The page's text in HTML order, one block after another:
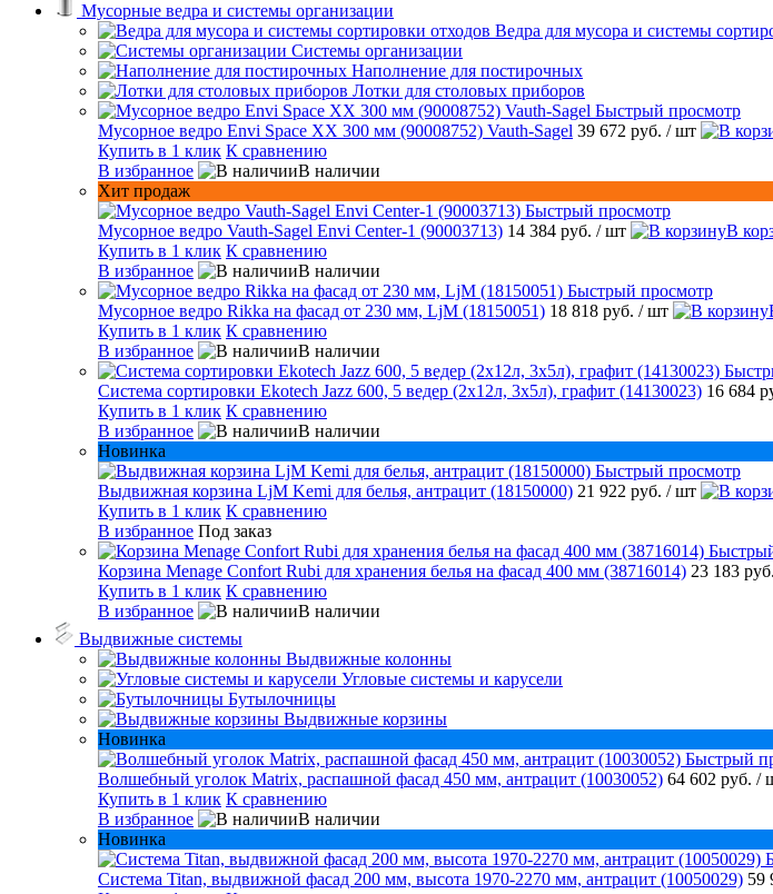
Мусорные ведра и системы организации
Ведра для мусора и системы
Системы организации
Наполнение для постирочных
Лотки для столовых приборов
Быстрый просмотр
Мусорное ведро Envi Space XX 300 мм (90008752) Vauth-Sagel 39 672 руб. / шт
Купить в 1 клик К сравнению
В избранное
В наличии
Хит продаж
Быстрый просмотр
Мусорное ведро Vauth-Sagel Envi Center-1 (90003713) 14 384 руб. / шт В
Купить в 1 клик К сравнению
В избранное
В наличии
Быстрый просмотр
Мусорное ведро Rikka на фасад от 230 мм, LjM (18150051) 18 818 руб. / шт
Купить в 1 клик К сравнению
В избранное
В наличии
Система сортировки Ekotech Jazz 600, 5 ведер (2х12л, 3х5л), графит (14130023) 16 684
Купить в 1 клик К сравнению
В избранное
В наличии
Новинка
Быстрый просмотр
Выдвижная корзина LjM Kemi для белья, антрацит (18150000) 21 922 руб. / шт
Купить в 1 клик К сравнению
В избранное Под заказ
Корзина Menage Confort Rubi для хранения белья на фасад 400 мм (38716014) 23 183 руб.
Купить в 1 клик К сравнению
В избранное
В наличии
Выдвижные системы
Выдвижные колонны
Угловые системы и карусели
Бутылочницы
Выдвижные корзины
Новинка
Быстрый
Волшебный уголок Matrix, распашной фасад 450 мм, антрацит (10030052) 64 602 руб. /
Купить в 1 клик К сравнению
В избранное
В наличии
Новинка
Система Titan, выдвижной фасад 200 мм, высота 1970-2270 мм, антрацит (10050029) 59